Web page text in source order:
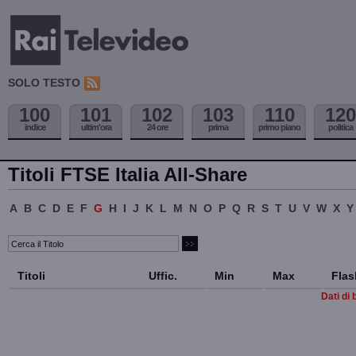
SOLO TESTO
100
indice
101
ultim'ora
102
24 ore
103
prima
110
primo piano
120
politica
Titoli FTSE Italia All-Share
A B C D E F G H I J K L M N O P Q R S T U V W X Y
Titoli Uffic. Min Max
Dati di